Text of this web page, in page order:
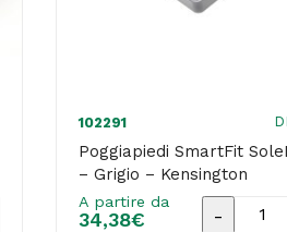
102291
Poggiapiedi SmartFit
– Grigio – Kensington
A partire da
34,38€